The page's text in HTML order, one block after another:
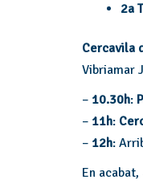
2a
Cercavila
Vibriamar
– 10.30h:
– 11h:
– 12h:
En